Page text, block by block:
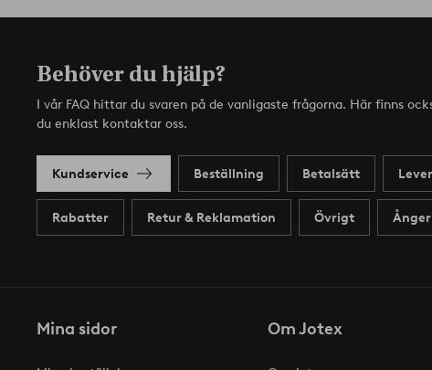
Behöver du hjälp?
I vår FAQ hittar du svaren på de vanligaste frågorna. Här finns
du enklast kontaktar oss.
Kundservice Beställning Betalsätt
Rabatter Retur & Reklamation Övrigt
Mina sidor Om Jotex